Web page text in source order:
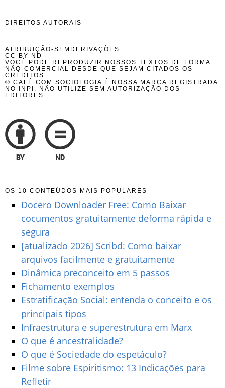
DIREITOS AUTORAIS
ATRIBUIÇÃO-SEMDERIVAÇÕES
CC BY-ND
VOCÊ PODE REPRODUZIR NOSSOS TEXTOS DE FORMA
NÃO-COMERCIAL DESDE QUE SEJAM CITADOS OS
CRÉDITOS.
® CAFÉ COM SOCIOLOGIA É NOSSA MARCA REGISTRADA
NO INPI. NÃO UTILIZE SEM AUTORIZAÇÃO DOS
EDITORES.
OS 10 CONTEÚDOS MAIS POPULARES
Docero Downloader Free: Como Baixar
cocumentos gratuitamente deforma rápida e
segura
[atualizado 2026] Scribd: Como baixar
arquivos facilmente e gratuitamente
Dinâmica preconceito em 5 passos
Fichamento exemplos
Estratificação Social: entenda o conceito e os
principais tipos
Infraestrutura e superestrutura em Marx
O que é ancestralidade?
O que é Sociedade do espetáculo?
Filme sobre Espiritismo: 13 Indicações para
Refletir